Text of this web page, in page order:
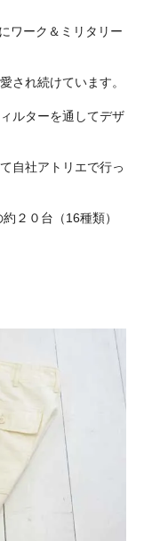
ワーク＆ミリタリー
され続けています。
ルターを通してデザ
自社アトリエで行っ
２０台（16種類）